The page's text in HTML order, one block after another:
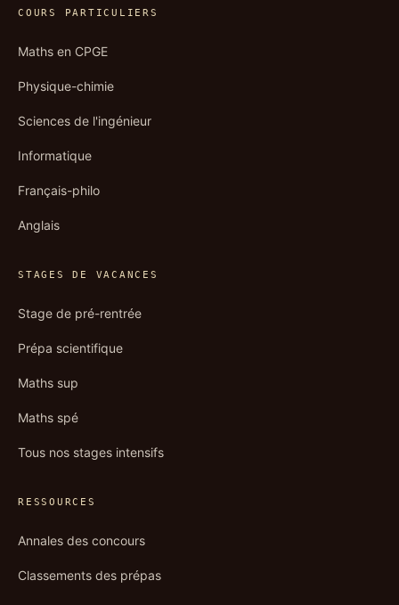
COURS PARTICULIERS
Maths en CPGE
Physique-chimie
Sciences de l'ingénieur
Informatique
Français-philo
Anglais
STAGES DE VACANCES
Stage de pré-rentrée
Prépa scientifique
Maths sup
Maths spé
Tous nos stages intensifs
RESSOURCES
Annales des concours
Classements des prépas